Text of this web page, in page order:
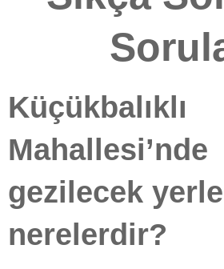
Küçükbalıklı
Mahallesi’nde
gezilecek
nerelerdir?